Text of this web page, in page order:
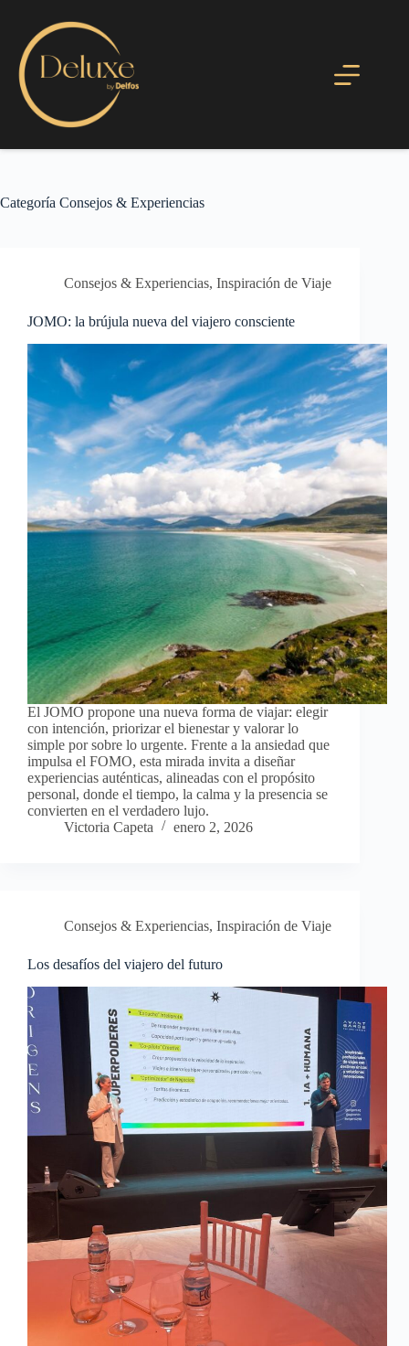
Categoría Consejos & Experiencias
Consejos & Experiencias, Inspiración de Viaje
JOMO: la brújula nueva del viajero consciente
El JOMO propone una nueva forma de viajar: elegir
con intención, priorizar el bienestar y valorar lo
simple por sobre lo urgente. Frente a la ansiedad que
impulsa el FOMO, esta mirada invita a diseñar
experiencias auténticas, alineadas con el propósito
personal, donde el tiempo, la calma y la presencia se
convierten en el verdadero lujo.
Victoria Capeta
enero 2, 2026
Consejos & Experiencias, Inspiración de Viaje
Los desafíos del viajero del futuro